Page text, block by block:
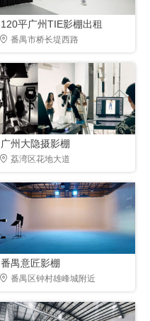
120平广州TIE影棚出租
番禺市桥长堤西路
广州大隐摄影棚
荔湾区花地大道
番禺意匠影棚
番禺区钟村雄峰城附近